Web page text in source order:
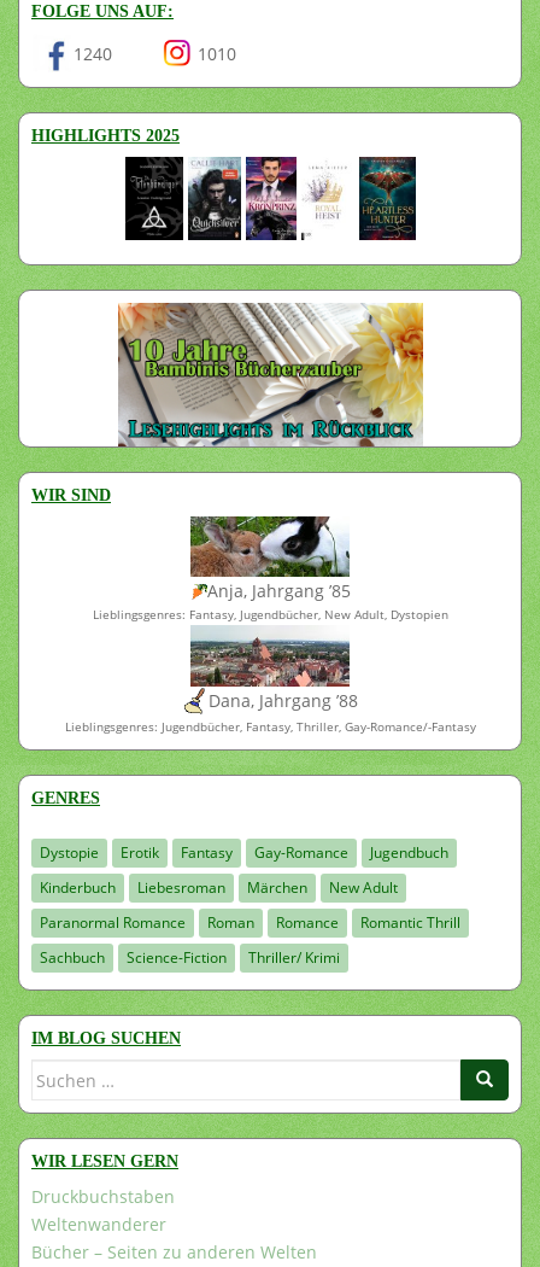
FOLGE UNS AUF:
1240 1010
HIGHLIGHTS 2025
WIR SIND
Anja, Jahrgang ’85
Lieblingsgenres: Fantasy, Jugendbücher, New Adult, Dystopien
Dana, Jahrgang ’88
Lieblingsgenres: Jugendbücher, Fantasy, Thriller, Gay-Romance/-Fantasy
GENRES
Dystopie Erotik Fantasy Gay-Romance
Jugendbuch
Kinderbuch
Liebesroman Märchen
New Adult
Paranormal Romance
Roman Romance
Romantic Thrill
Sachbuch
Science-Fiction Thriller/ Krimi
IM BLOG SUCHEN
Suchen
WIR LESEN GERN
Druckbuchstaben
Weltenwanderer
Bücher – Seiten zu anderen Welten